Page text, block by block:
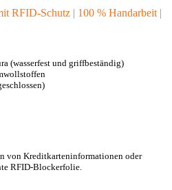
RFID-Schutz | 100 % Handarbeit |
(wasserfest und griffbeständig)
von Kreditkarteninformationen oder
RFID-Blockerfolie.